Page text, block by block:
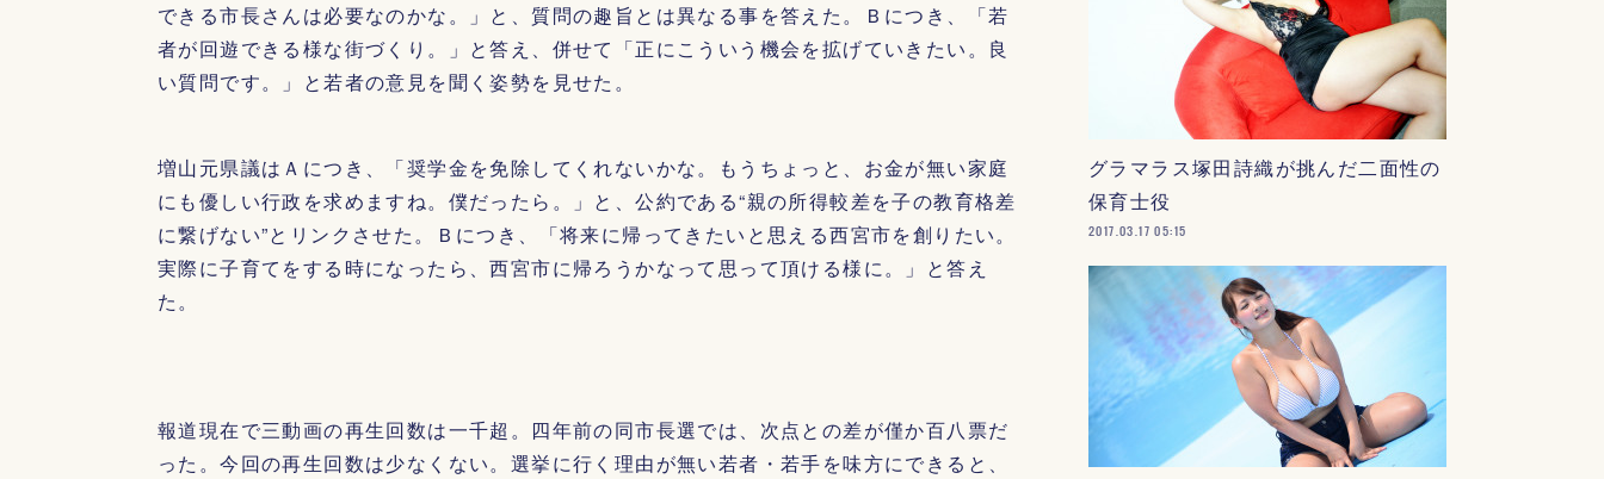
できる市長さんは必要なのかな。」と、質問の趣旨とは異なる事を答えた。Ｂにつき、「若
者が回遊できる様な街づくり。」と答え、併せて「正にこういう機会を拡げていきたい。良
い質問です。」と若者の意見を聞く姿勢を見せた。
増山元県議はＡにつき、「奨学金を免除してくれないかな。もうちょっと、お金が無い家庭
にも優しい行政を求めますね。僕だったら。」と、公約である“親の所得較差を子の教育格差
に繋げない”とリンクさせた。Ｂにつき、「将来に帰ってきたいと思える西宮市を創りたい。
実際に子育てをする時になったら、西宮市に帰ろうかなって思って頂ける様に。」と答え
た。
報道現在で三動画の再生回数は一千超。四年前の同市長選では、次点との差が僅か百八票だ
った。今回の再生回数は少なくない。選挙に行く理由が無い若者・若手を味方にできると、
グラマラス塚田詩織が挑んだ二面性の
保育士役
2017.03.17 05:15